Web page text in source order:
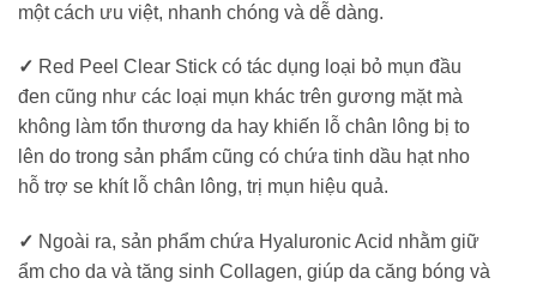
một cách ưu việt, nhanh chóng và dễ dàng.
✓ Red Peel Clear Stick có tác dụng loại bỏ mụn đầu
đen cũng như các loại mụn khác trên gương mặt mà
không làm tổn thương da hay khiến lỗ chân lông bị to
lên do trong sản phẩm cũng có chứa tinh dầu hạt nho
hỗ trợ se khít lỗ chân lông, trị mụn hiệu quả.
✓ Ngoài ra, sản phẩm chứa Hyaluronic Acid nhằm giữ
ẩm cho da và tăng sinh Collagen, giúp da căng bóng và